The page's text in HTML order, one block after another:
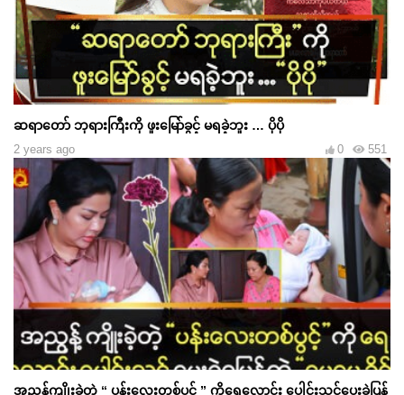
ဆရာတော် ဘုရားကြီးကို ဖူးမြော်ခွင့် မရခဲ့ဘူး … ပိုပို
2 years ago 551
0
အညွန့်ကျိုးခဲ့တဲ့ “ ပန်းလေးတစ်ပွင့် ” ကိုရေလောင်း ပေါင်းသင်ပေးခဲ့ပြန်